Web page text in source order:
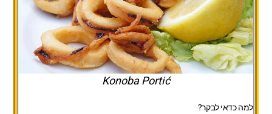
Konoba Portić
למה כדאי לבקר?